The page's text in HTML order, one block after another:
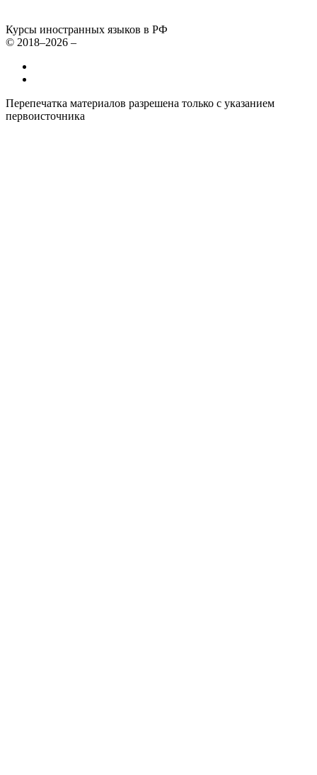
Курсы иностранных языков в РФ
© 2018–2026 –
Перепечатка материалов разрешена только с указанием
первоисточника